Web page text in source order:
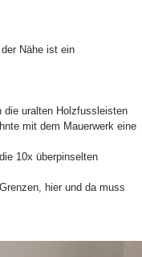
Nähe ist ein
uralten Holzfussleisten
mit dem Mauerwerk eine
10x überpinselten
hier und da muss